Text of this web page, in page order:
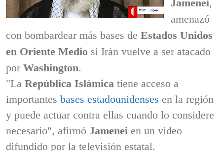
Jamenei,
amenazó
con bombardear más bases de Estados Unidos
en Oriente Medio si Irán vuelve a ser atacado
por Washington.
"La República Islámica tiene acceso a
importantes bases estadounidenses en la región
y puede actuar contra ellas cuando lo considere
necesario", afirmó Jamenei en un video
difundido por la televisión estatal.